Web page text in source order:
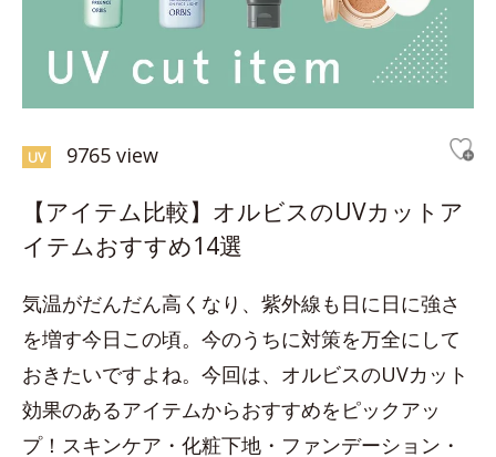
UV 9765 view
【アイテム比較】オルビスのUVカットア
イテムおすすめ14選
気温がだんだん高くなり、紫外線も日に日に強さ
を増す今日この頃。今のうちに対策を万全にして
おきたいですよね。今回は、オルビスのUVカット
効果のあるアイテムからおすすめをピックアッ
プ！スキンケア・化粧下地・ファンデーション・